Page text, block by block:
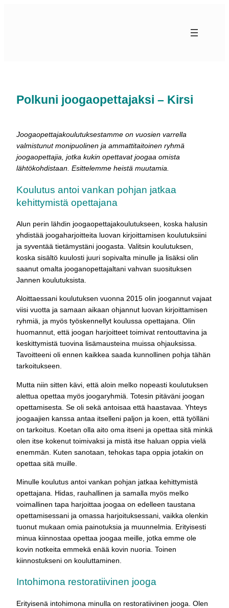
Polkuni joogaopettajaksi – Kirsi
Joogaopettajakoulutuksestamme on vuosien varrella
valmistunut monipuolinen ja ammattitaitoinen ryhmä
joogaopettajia, jotka kukin opettavat joogaa omista
lähtökohdistaan. Esittelemme heistä muutamia.
Koulutus antoi vankan pohjan jatkaa
kehittymistä opettajana
Alun perin lähdin joogaopettajakoulutukseen, koska halusin
yhdistää joogaharjoitteita luovan kirjoittamisen koulutuksiini
ja syventää tietämystäni joogasta. Valitsin koulutuksen,
koska sisältö kuulosti juuri sopivalta minulle ja lisäksi olin
saanut omalta jooganopettajaltani vahvan suosituksen
Jannen koulutuksista.
Aloittaessani koulutuksen vuonna 2015 olin joogannut vajaat
viisi vuotta ja samaan aikaan ohjannut luovan kirjoittamisen
ryhmiä, ja myös työskennellyt koulussa opettajana. Olin
huomannut, että joogan harjoitteet toimivat rentouttavina ja
keskittymistä tuovina lisämausteina muissa ohjauksissa.
Tavoitteeni oli ennen kaikkea saada kunnollinen pohja tähän
tarkoitukseen.
Mutta niin sitten kävi, että aloin melko nopeasti koulutuksen
alettua opettaa myös joogaryhmiä. Totesin pitäväni joogan
opettamisesta. Se oli sekä antoisaa että haastavaa. Yhteys
joogaajien kanssa antaa itselleni paljon ja koen, että työlläni
on tarkoitus. Koetan olla aito oma itseni ja opettaa sitä minkä
olen itse kokenut toimivaksi ja mistä itse haluan oppia vielä
enemmän. Kuten sanotaan, tehokas tapa oppia jotakin on
opettaa sitä muille.
Minulle koulutus antoi vankan pohjan jatkaa kehittymistä
opettajana. Hidas, rauhallinen ja samalla myös melko
voimallinen tapa harjoittaa joogaa on edelleen taustana
opettamisessani ja omassa harjoituksessani, vaikka olenkin
tuonut mukaan omia painotuksia ja muunnelmia. Erityisesti
minua kiinnostaa opettaa joogaa meille, jotka emme ole
kovin notkeita emmekä enää kovin nuoria. Toinen
kiinnostukseni on kouluttaminen.
Intohimona restoratiivinen jooga
Erityisenä intohimona minulla on restoratiivinen jooga. Olen